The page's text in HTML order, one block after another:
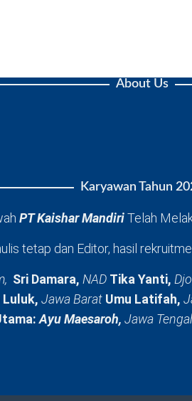
About Us
Karyawan Tahun
PT Kaishar MandiriTelah
tetap dan Editor, hasil
Sri Damara, NAD Tika Yanti,
Luluk, Jawa Barat Umu Latifah,
Ayu Maesaroh, Jawa